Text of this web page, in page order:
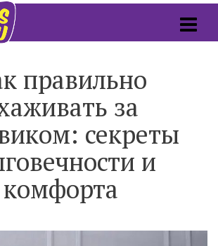
правильно
за
секреты
и
комфорта